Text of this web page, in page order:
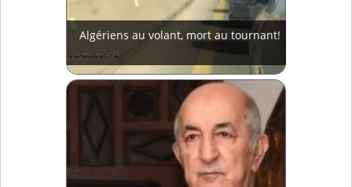
Algériens au volant, mort au tournant!